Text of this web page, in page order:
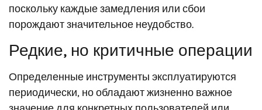
поскольку каждые замедления или сбои
порождают значительное неудобство.
Редкие, но критичные операции
Определенные инструменты эксплуатируются
периодически, но обладают жизненно важное